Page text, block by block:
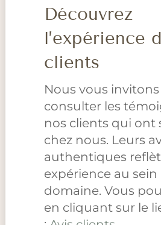
Découvrez
l’expérience
clients
Nous vous invitons
consulter les
nos clients qui ont
chez nous. Leurs
authentiques
expérience au
domaine. Vous
en cliquant sur le